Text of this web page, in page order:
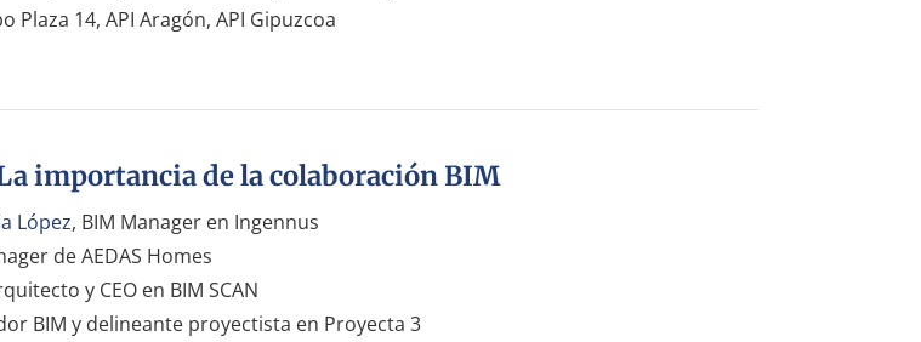
Plaza 14, API Aragón, API Gipuzcoa
importancia de la colaboración BIM
López, BIM Manager en Ingennus
de AEDAS Homes
y CEO en BIM SCAN
BIM y delineante proyectista en Proyecta 3